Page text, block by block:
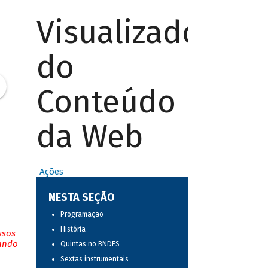
Visualizador
do
Conteúdo
da Web
Ações
NESTA SEÇÃO
Programação
História
Quintas no BNDES
Sextas instrumentais